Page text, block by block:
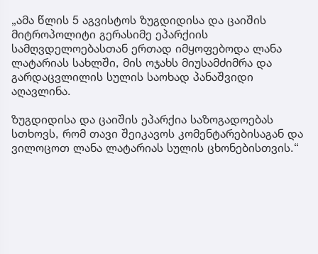
„ამა წლის 5 აგვისტოს ზუგდიდისა და ცაიშის
მიტროპოლიტი გერასიმე ეპარქიის
სამღვდელოებასთან ერთად იმყოფებოდა ლანა
ლატარიას სახლში, მის ოჯახს მიუსამძიმრა და
გარდაცვლილის სულის საოხად პანაშვიდი
აღავლინა.
ზუგდიდისა და ცაიშის ეპარქია საზოგადოებას
სთხოვს, რომ თავი შეიკავოს კომენტარებისაგან და
ვილოცოთ ლანა ლატარიას სულის ცხონებისთვის.“